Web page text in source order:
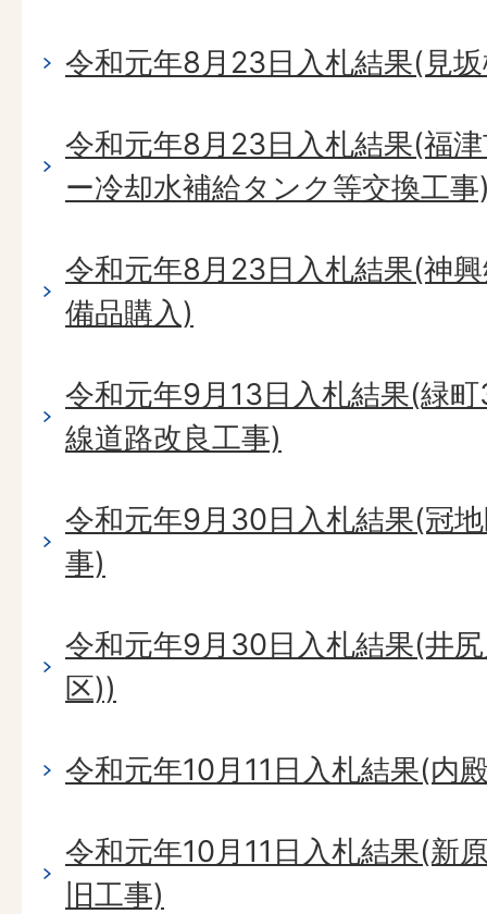
令和元年8月23日入札結果(見
令和元年8月23日入札結果(福
ー冷却水補給タンク等交換工事
令和元年8月23日入札結果(神
備品購入)
令和元年9月13日入札結果(緑
線道路改良工事)
令和元年9月30日入札結果(冠
事)
令和元年9月30日入札結果(井
区))
令和元年10月11日入札結果(内
令和元年10月11日入札結果(新
旧工事)